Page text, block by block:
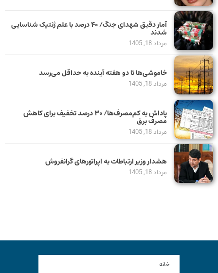
آمار دقیق شهدای جنگ/ ۴۰ درصد با علم ژنتیک شناسایی
شدند
مرداد 18, 1405
خاموشی‌ها تا دو هفته آینده به حداقل می‌رسد
مرداد 18, 1405
پاداش به کم‌مصرف‌ها/ ۳۰ درصد تخفیف برای کاهش
مصرف برق
مرداد 18, 1405
هشدار وزیر ارتباطات به اپراتورهای گرانفروش
مرداد 18, 1405
خانه